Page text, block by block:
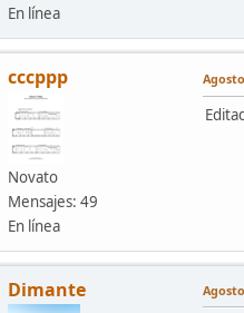
En línea
cccppp
Novato
Mensajes: 49
En línea
Dimante